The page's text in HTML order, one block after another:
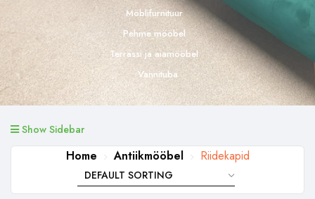
Möblifurnituur
Pehme mööbel
Terrassi ja aiamööbel
Vannituba
Show Sidebar
Home Antiikmööbel Riidekapid